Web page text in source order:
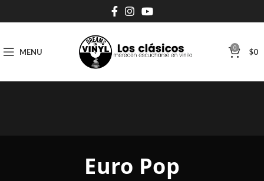
MENU 0 $0
Euro Pop